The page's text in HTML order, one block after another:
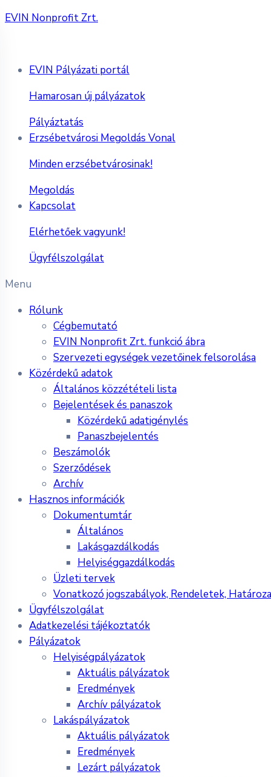
EVIN Nonprofit Zrt.
EVIN Pályázati portál
Hamarosan új pályázatok
Pályáztatás
Erzsébetvárosi Megoldás Vonal
Minden erzsébetvárosinak!
Megoldás
Kapcsolat
Elérhetőek vagyunk!
Ügyfélszolgálat
Menu
Rólunk
Cégbemutató
EVIN Nonprofit Zrt. funkció ábra
Szervezeti egységek vezetőinek felsorolása
Közérdekű adatok
Általános közzétételi lista
Bejelentések és panaszok
Közérdekű adatigénylés
Panaszbejelentés
Beszámolók
Szerződések
Archív
Hasznos információk
Dokumentumtár
Általános
Lakásgazdálkodás
Helyiséggazdálkodás
Üzleti tervek
Vonatkozó jogszabályok, Rendeletek,
Ügyfélszolgálat
Adatkezelési tájékoztatók
Pályázatok
Helyiségpályázatok
Aktuális pályázatok
Eredmények
Archív pályázatok
Lakáspályázatok
Aktuális pályázatok
Eredmények
Lezárt pályázatok